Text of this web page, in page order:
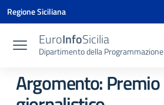
Vai ai contenuti
Vai al menu di navigazione
Vai al footer
Vai al banner delle Cookie Policy
Regione Siciliana
EuroInfoSicilia
Dipartimento della Programmazione
Argomento: Premio